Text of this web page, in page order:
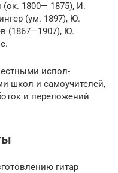
(ок. 1800— 1875), И.
(ум. 1897), Ю.
(1867—1907), Ю.
испол­
школ и самоучи­телей,
и пере­ложений
гитар